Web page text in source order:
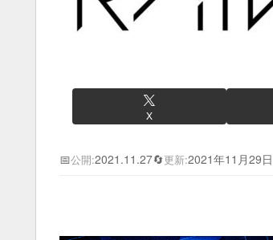
X
📅公開:2021.11.27🔄更新:2021年11月29日